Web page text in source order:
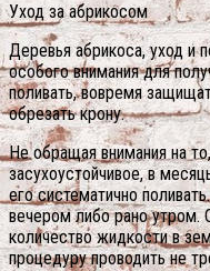
Уход за абрикосом
Деревья абрикоса, уход и
особого внимания для
поливать, вовремя
обрезать крону.
Не обращая внимания на
засухоустойчивое, в
его систематично
вечером либо рано утром.
количество жидкости в
процедуру проводить не